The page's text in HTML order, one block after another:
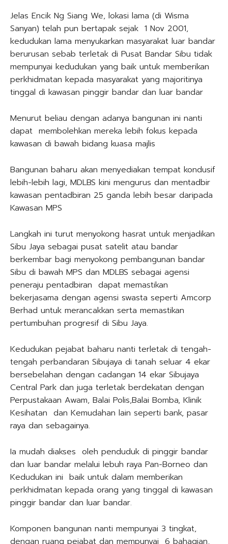
Jelas Encik Ng Siang We, lokasi lama (di Wisma
Sanyan) telah pun bertapak sejak 1 Nov 2001,
kedudukan lama menyukarkan masyarakat luar bandar
berurusan sebab terletak di Pusat Bandar Sibu tidak
mempunyai kedudukan yang baik untuk memberikan
perkhidmatan kepada masyarakat yang majoritinya
tinggal di kawasan pinggir bandar dan luar bandar
Menurut beliau dengan adanya bangunan ini nanti
dapat membolehkan mereka lebih fokus kepada
kawasan di bawah bidang kuasa majlis
Bangunan baharu akan menyediakan tempat kondusif
lebih-lebih lagi, MDLBS kini mengurus dan mentadbir
kawasan pentadbiran 25 ganda lebih besar daripada
Kawasan MPS
Langkah ini turut menyokong hasrat untuk menjadikan
Sibu Jaya sebagai pusat satelit atau bandar
berkembar bagi menyokong pembangunan bandar
Sibu di bawah MPS dan MDLBS sebagai agensi
peneraju pentadbiran dapat memastikan
bekerjasama dengan agensi swasta seperti Amcorp
Berhad untuk merancakkan serta memastikan
pertumbuhan progresif di Sibu Jaya.
Kedudukan pejabat baharu nanti terletak di tengah-
tengah perbandaran Sibujaya di tanah seluar 4 ekar
bersebelahan dengan cadangan 14 ekar Sibujaya
Central Park dan juga terletak berdekatan dengan
Perpustakaan Awam, Balai Polis,Balai Bomba, Klinik
Kesihatan dan Kemudahan lain seperti bank, pasar
raya dan sebagainya.
Ia mudah diakses oleh penduduk di pinggir bandar
dan luar bandar melalui lebuh raya Pan-Borneo dan
Kedudukan ini baik untuk dalam memberikan
perkhidmatan kepada orang yang tinggal di kawasan
pinggir bandar dan luar bandar.
Komponen bangunan nanti mempunyai 3 tingkat,